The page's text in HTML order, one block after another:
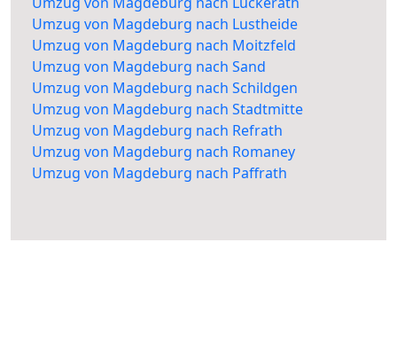
Umzug von Magdeburg nach Lustheide
Umzug von Magdeburg nach Moitzfeld
Umzug von Magdeburg nach Sand
Umzug von Magdeburg nach Schildgen
Umzug von Magdeburg nach Stadtmitte
Umzug von Magdeburg nach Refrath
Umzug von Magdeburg nach Romaney
Umzug von Magdeburg nach Paffrath